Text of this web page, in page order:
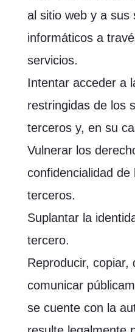
al sitio web y a sus
informáticos a
servicios.
Intentar acceder a
restringidas de los
terceros y, en su
Vulnerar los
confidencialidad
terceros.
Suplantar la
tercero.
Reproducir, copiar,
comunicar
se cuente con la